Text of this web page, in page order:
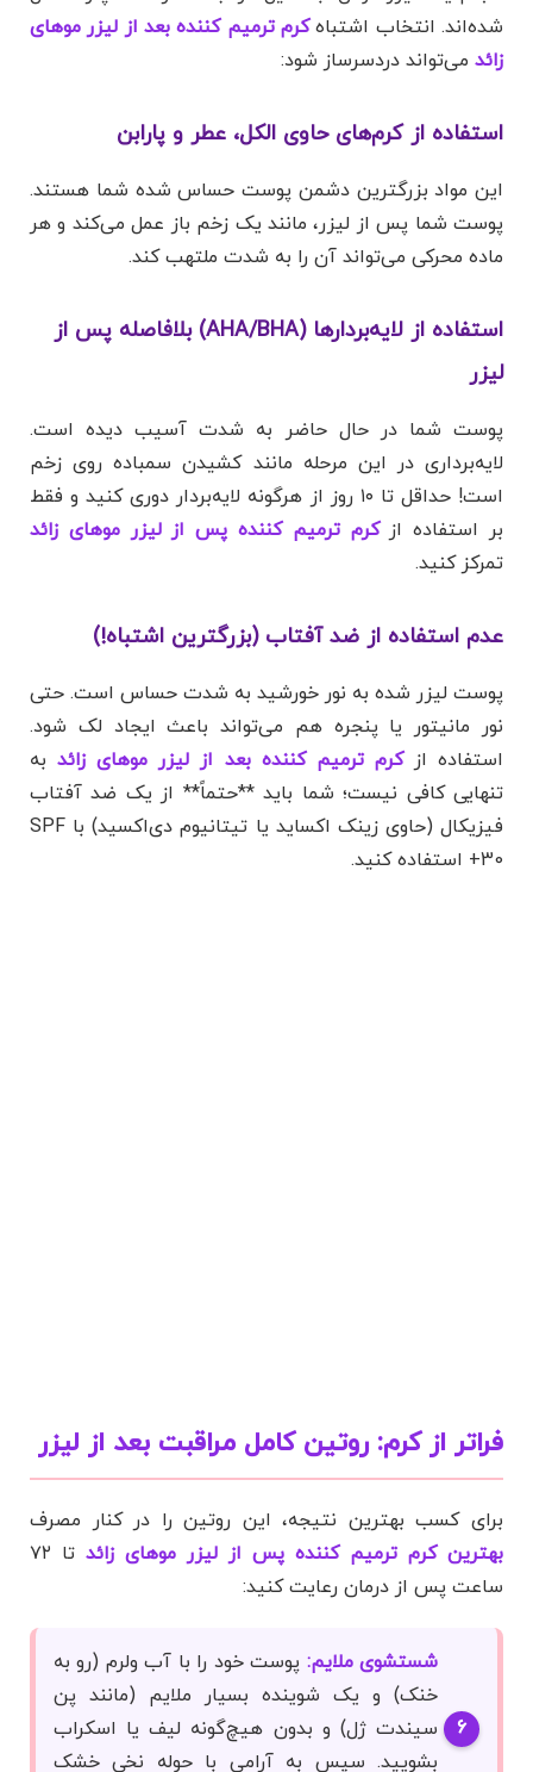
شده‌اند. انتخاب اشتباهکرم ترمیم کننده بعد از لیزر موهای
زائد می‌تواند دردسرساز شود:
استفاده از کرم‌های حاوی الکل، عطر و پارابن
این مواد بزرگترین دشمن پوست حساس شده شما هستند.
پوست شما پس از لیزر، مانند یک زخم باز عمل می‌کند و هر
ماده محرکی می‌تواند آن را به شدت ملتهب کند.
استفاده از لایه‌بردارها (AHA/BHA) بلافاصله پس از
لیزر
پوست شما در حال حاضر به شدت آسیب دیده است.
لایه‌برداری در این مرحله مانند کشیدن سمباده روی زخم
است! حداقل تا ۱۰ روز از هرگونه لایه‌بردار دوری کنید و فقط
بر استفاده ازکرم ترمیم کننده پس از لیزر موهای زائد
تمرکز کنید.
عدم استفاده از ضد آفتاب (بزرگترین اشتباه!)
پوست لیزر شده به نور خورشید به شدت حساس است. حتی
نور مانیتور یا پنجره هم می‌تواند باعث ایجاد لک شود.
استفاده ازکرم ترمیم کننده بعد از لیزر موهای زائدبه
تنهایی کافی نیست؛ شما باید **حتماً** از یک ضد آفتاب
فیزیکال (حاوی زینک اکساید یا تیتانیوم دی‌اکسید) با SPF
30+ استفاده کنید.
فراتر از کرم: روتین کامل مراقبت بعد از لیزر
برای کسب بهترین نتیجه، این روتین را در کنار مصرف
بهترین کرم ترمیم کننده پس از لیزر موهای زائد
تا ۷۲
ساعت پس از درمان رعایت کنید:
شستشوی ملایم: پوست خود را با آب ولرم (رو به
خنک) و یک شوینده بسیار ملایم (مانند پن
سیندت ژل) و بدون هیچ‌گونه لیف یا اسکراب
بشویید. سپس به آرامی با حوله نخی خشک